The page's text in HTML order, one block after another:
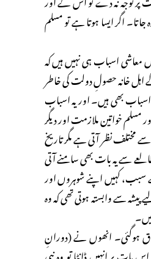
اگر ایسا ہوتا ہے تو مسلم
اسباب ہی نہیں ہیں کہ
خانہ حصولِ دولت کی خاطر
بھی ہیں۔ اور یہ اسباب
مسلم خواتین ملازمت اور دیگر
نظر آتی ہے مگر تاریخ
سے یہ بات بھی سامنے آتی
سبب، کہیں اپنے شوہروں اور
سے وابستہ ہوتی تھی کہ وہ
ہوگئی۔ انھوں نے (دورانِ
پر انہیں ڈانٹا تو وہ نبی